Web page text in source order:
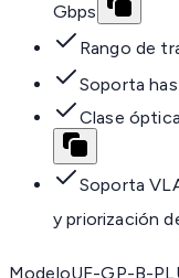
Gbps
Rango de
Soporta
Clase
Soporta
y priorización
ModeloUF-GP-B-